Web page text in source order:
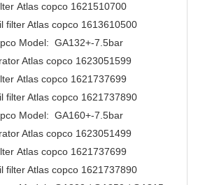
Atlas copco 1621510700
filter Atlas copco 1613610500
Model: GA132+-7.5bar
Atlas copco 1623051599
Atlas copco 1621737699
filter Atlas copco 1621737890
Model: GA160+-7.5bar
Atlas copco 1623051499
Atlas copco 1621737699
filter Atlas copco 1621737890